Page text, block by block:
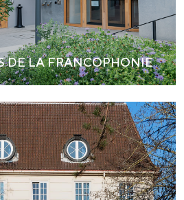
DE LA FRANCOPHONIE